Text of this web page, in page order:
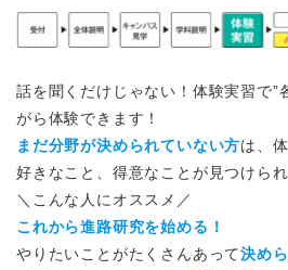
話を聞くだけじゃない！体験実習で”
がら体験できます！
まだ分野が決められていない方は、
好きなこと、得意なことが見つけられ
＼こんな人にオススメ／
これから進路研究を始める！
やりたいことがたくさんあって決め